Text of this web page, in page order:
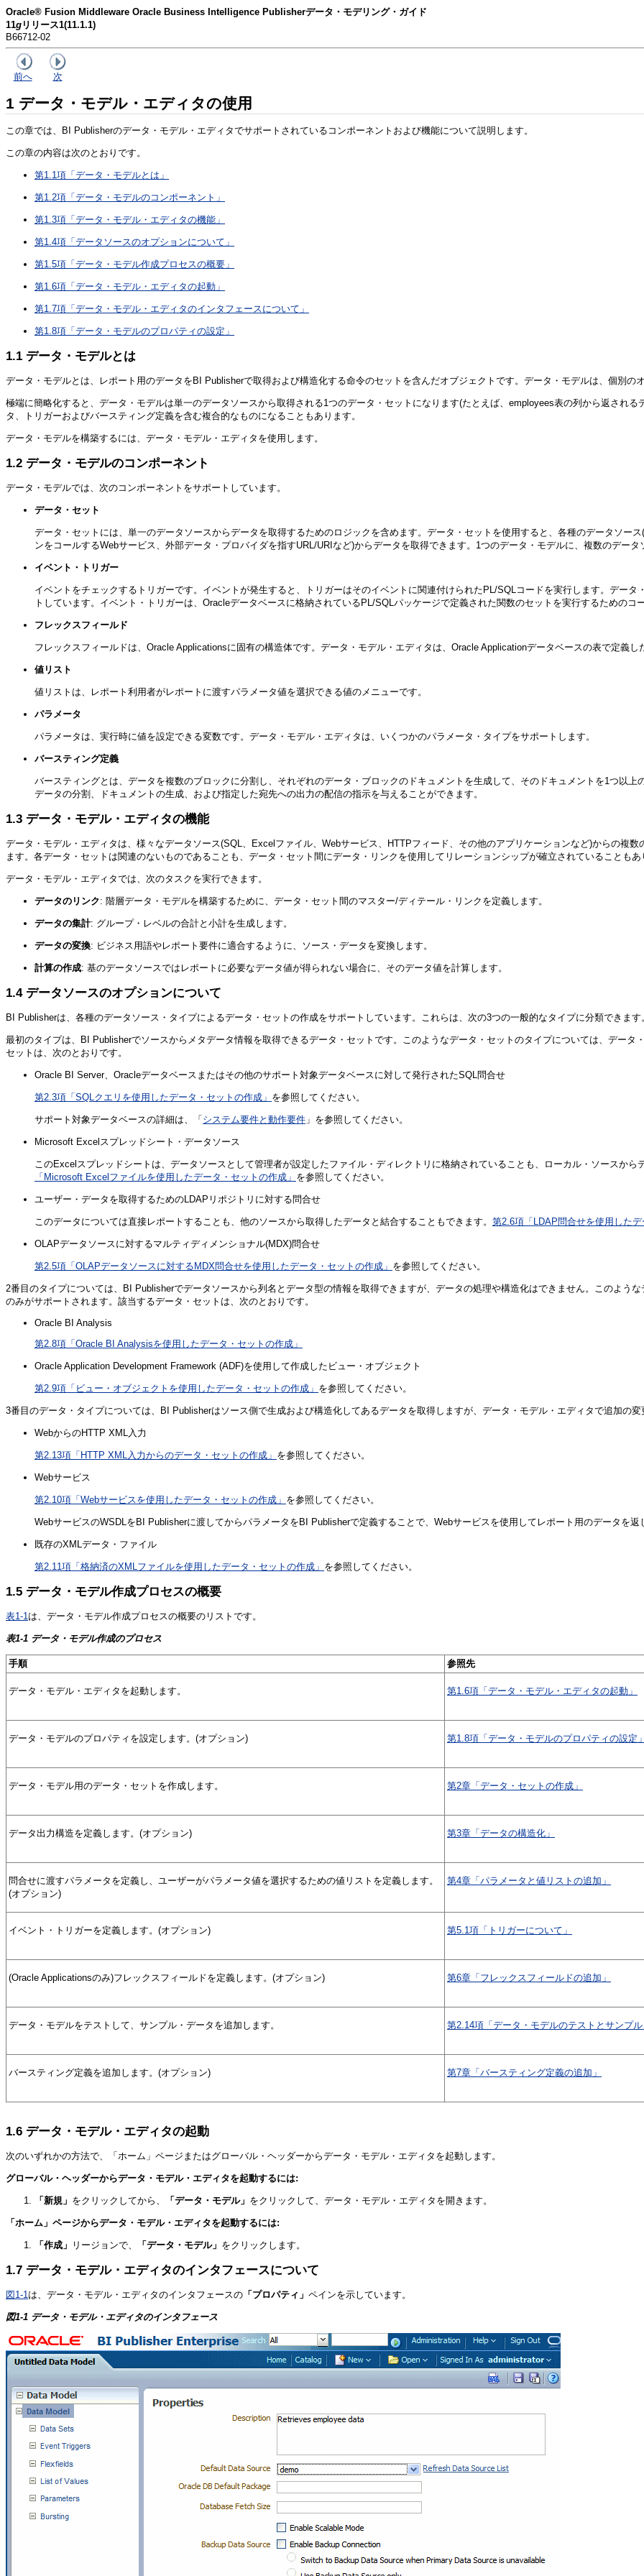
Oracle® Fusion Middleware Oracle Business Intelligence Publisherデータ・モデリング・ガイド
11g リリース1(11.1.1)
B66712-02
前へ 次
1 データ・モデル・エディタの使用
この章では、BI Publisherのデータ・モデル・エディタでサポートされているコンポーネントおよび機能について説明します。
この章の内容は次のとおりです。
第1.1項「データ・モデルとは」
第1.2項「データ・モデルのコンポーネント」
第1.3項「データ・モデル・エディタの機能」
第1.4項「データソースのオプションについて」
第1.5項「データ・モデル作成プロセスの概要」
第1.6項「データ・モデル・エディタの起動」
第1.7項「データ・モデル・エディタのインタフェースについて」
第1.8項「データ・モデルのプロパティの設定」
1.1 データ・モデルとは
データ・モデルとは、レポート用のデータをBI Publisherで取得および構造化する命令のセットを含んだオブジェクトです。データ・モデルは、個別の
極端に簡略化すると、データ・モデルは単一のデータソースから取得される1つのデータ・セットになります(たとえば、employees表の列から返され
タ、トリガーおよびバースティング定義を含む複合的なものになることもあります。
データ・モデルを構築するには、データ・モデル・エディタを使用します。
1.2 データ・モデルのコンポーネント
データ・モデルでは、次のコンポーネントをサポートしています。
データ・セット
データ・セットには、単一のデータソースからデータを取得するためのロジックを含めます。データ・セットを使用すると、各種のデータソー
ンをコールするWebサービス、外部データ・プロバイダを指すURL/URIなど)からデータを取得できます。1つのデータ・モデルに、複数のデー
イベント・トリガー
イベントをチェックするトリガーです。イベントが発生すると、トリガーはそのイベントに関連付けられたPL/SQLコードを実行します。デー
トしています。イベント・トリガーは、Oracleデータベースに格納されているPL/SQLパッケージで定義された関数のセットを実行するためのコ
フレックスフィールド
フレックスフィールドは、Oracle Applicationsに固有の構造体です。データ・モデル・エディタは、Oracle Applicationデータベースの表で定義
値リスト
値リストは、レポート利用者がレポートに渡すパラメータ値を選択できる値のメニューです。
パラメータ
パラメータは、実行時に値を設定できる変数です。データ・モデル・エディタは、いくつかのパラメータ・タイプをサポートします。
バースティング定義
バースティングとは、データを複数のブロックに分割し、それぞれのデータ・ブロックのドキュメントを生成して、そのドキュメントを1つ以
データの分割、ドキュメントの生成、および指定した宛先への出力の配信の指示を与えることができます。
1.3 データ・モデル・エディタの機能
データ・モデル・エディタは、様々なデータソース(SQL、Excelファイル、Webサービス、HTTPフィード、その他のアプリケーションなど)からの複
ます。各データ・セットは関連のないものであることも、データ・セット間にデータ・リンクを使用してリレーションシップが確立されていることもあ
データ・モデル・エディタでは、次のタスクを実行できます。
データのリンク: 階層データ・モデルを構築するために、データ・セット間のマスター/ディテール・リンクを定義します。
データの集計: グループ・レベルの合計と小計を生成します。
データの変換: ビジネス用語やレポート要件に適合するように、ソース・データを変換します。
計算の作成: 基のデータソースではレポートに必要なデータ値が得られない場合に、そのデータ値を計算します。
1.4データソースのオプションについて
BI Publisherは、各種のデータソース・タイプによるデータ・セットの作成をサポートしています。これらは、次の3つの一般的なタイプに分類できます
最初のタイプは、BI Publisherでソースからメタデータ情報を取得できるデータ・セットです。このようなデータ・セットのタイプについては、デー
セットは、次のとおりです。
Oracle BI Server、Oracleデータベースまたはその他のサポート対象データベースに対して発行されたSQL問合せ
第2.3項「SQLクエリを使用したデータ・セットの作成」 を参照してください。
サポート対象データベースの詳細は、「 システム要件と動作要件 」を参照してください。
Microsoft Excelスプレッドシート・データソース
このExcelスプレッドシートは、データソースとして管理者が設定したファイル・ディレクトリに格納されていることも、ローカル・ソースか
「Microsoft Excelファイルを使用したデータ・セットの作成」 を参照してください。
ユーザー・データを取得するためのLDAPリポジトリに対する問合せ
このデータについては直接レポートすることも、他のソースから取得したデータと結合することもできます。 第2.6項「LDAP問合せを使用した
OLAPデータソースに対するマルティディメンショナル(MDX)問合せ
第2.5項「OLAPデータソースに対するMDX問合せを使用したデータ・セットの作成」 を参照してください。
2番目のタイプについては、BI Publisherでデータソースから列名とデータ型の情報を取得できますが、データの処理や構造化はできません。このよう
のみがサポートされます。該当するデータ・セットは、次のとおりです。
Oracle BI Analysis
第2.8項「Oracle BI Analysisを使用したデータ・セットの作成」
Oracle Application Development Framework (ADF)を使用して作成したビュー・オブジェクト
第2.9項「ビュー・オブジェクトを使用したデータ・セットの作成」 を参照してください。
3番目のデータ・タイプについては、BI Publisherはソース側で生成および構造化してあるデータを取得しますが、データ・モデル・エディタで追加の
WebからのHTTP XML入力
第2.13項「HTTP XML入力からのデータ・セットの作成」 を参照してください。
Webサービス
第2.10項「Webサービスを使用したデータ・セットの作成」 を参照してください。
WebサービスのWSDLをBI Publisherに渡してからパラメータをBI Publisherで定義することで、Webサービスを使用してレポート用のデータを返
既存のXMLデータ・ファイル
第2.11項「格納済のXMLファイルを使用したデータ・セットの作成」 を参照してください。
1.5 データ・モデル作成プロセスの概要
表1-1は、データ・モデル作成プロセスの概要のリストです。
表1-1 データ・モデル作成のプロセス
手順 参照先
データ・モデル・エディタを起動します。 第1.6項「データ・モデル・エディタの起動」
データ・モデルのプロパティを設定します。(オプション) 第1.8項「データ・モデルのプロパティの設定
データ・モデル用のデータ・セットを作成します。 第2章「データ・セットの作成」
データ出力構造を定義します。(オプション) 第3章「データの構造化」
問合せに渡すパラメータを定義し、ユーザーがパラメータ値を選択するための値リストを定義します。
(オプション)
第4章「パラメータと値リストの追加」
イベント・トリガーを定義します。(オプション) 第5.1項「トリガーについて」
(Oracle Applicationsのみ)フレックスフィールドを定義します。(オプション) 第6章「フレックスフィールドの追加」
データ・モデルをテストして、サンプル・データを追加します。 第2.14項「データ・モデルのテストとサンプ
バースティング定義を追加します。(オプション) 第7章「バースティング定義の追加」
1.6 データ・モデル・エディタの起動
次のいずれかの方法で、「ホーム」ページまたはグローバル・ヘッダーからデータ・モデル・エディタを起動します。
グローバル・ヘッダーからデータ・モデル・エディタを起動するには:
「新規」 をクリックしてから、 「データ・モデル」 をクリックして、データ・モデル・エディタを開きます。
「ホーム」ページからデータ・モデル・エディタを起動するには:
「作成」 リージョンで、 「データ・モデル」 をクリックします。
1.7 データ・モデル・エディタのインタフェースについて
図1-1は、データ・モデル・エディタのインタフェースの 「プロパティ」 ペインを示しています。
図1-1 データ・モデル・エディタのインタフェース